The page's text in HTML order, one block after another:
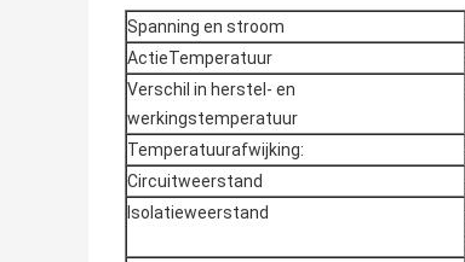
Spanning en stroom
ActieTemperatuur
Verschil in herstel- en
werkingstemperatuur
Temperatuurafwijking:
Circuitweerstand
Isolatieweerstand